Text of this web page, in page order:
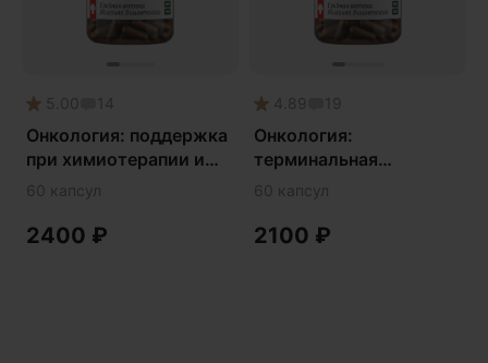
Premium
Антипаразит
Антистресс
Артишок
Бакопа Монье
5.00 14
Онкология: поддержка
при химиотерапии и
ремиссии
60 капсул
2400 ₽
4.89 19
Онкология:
терминальная
поддержка
60 капсул
2100 ₽